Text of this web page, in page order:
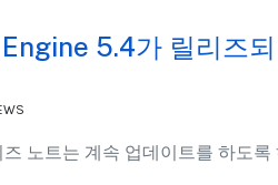
5.4가 릴리즈
노트는 계속 업데이트를 하도록